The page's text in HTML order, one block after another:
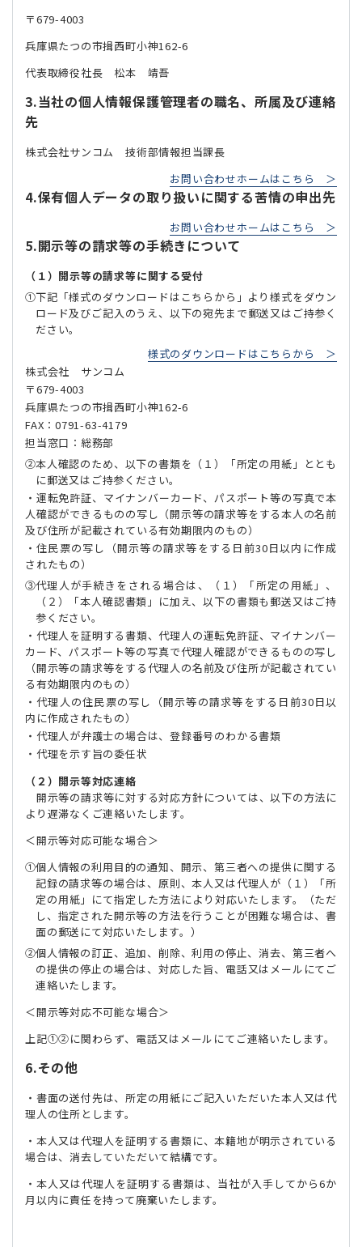
〒679-4003
兵庫県たつの市揖西町小神162-6
代表取締役社長 松本 靖吾
3.当社の個人情報保護管理者の職名、所属及び連絡
先
株式会社サンコム 技術部情報担当課長
お問い合わせホームはこちら ＞
4.保有個人データの取り扱いに関する苦情の申出先
お問い合わせホームはこちら ＞
5.開示等の請求等の手続きについて
（１）開示等の請求等に関する受付
下記「様式のダウンロードはこちらから」より様式をダウン
ロード及びご記入のうえ、以下の宛先まで郵送又はご持参く
ださい。
様式のダウンロードはこちらから ＞
株式会社 サンコム
〒679-4003
兵庫県たつの市揖西町小神162-6
FAX：0791-63-4179
担当窓口：総務部
本人確認のため、以下の書類を（１）「所定の用紙」ととも
に郵送又はご持参ください。
・運転免許証、マイナンバーカード、パスポート等の写真で本
人確認ができるものの写し（開示等の請求等をする本人の名前
及び住所が記載されている有効期限内のもの）
・住民票の写し（開示等の請求等をする日前30日以内に作成
されたもの）
代理人が手続きをされる場合は、（１）「所定の用紙」、
（２）「本人確認書類」に加え、以下の書類も郵送又はご持
参ください。
・代理人を証明する書類、代理人の運転免許証、マイナンバー
カード、パスポート等の写真で代理人確認ができるものの写し
（開示等の請求等をする代理人の名前及び住所が記載されてい
る有効期限内のもの）
・代理人の住民票の写し（開示等の請求等をする日前30日以
内に作成されたもの）
・代理人が弁護士の場合は、登録番号のわかる書類
・代理を示す旨の委任状
（２）開示等対応連絡
開示等の請求等に対する対応方針については、以下の方法に
より遅滞なくご連絡いたします。
＜開示等対応可能な場合＞
個人情報の利用目的の通知、開示、第三者への提供に関する
記録の請求等の場合は、原則、本人又は代理人が（１）「所
定の用紙」にて指定した方法により対応いたします。（ただ
し、指定された開示等の方法を行うことが困難な場合は、書
面の郵送にて対応いたします。）
個人情報の訂正、追加、削除、利用の停止、消去、第三者へ
の提供の停止の場合は、対応した旨、電話又はメールにてご
連絡いたします。
＜開示等対応不可能な場合＞
上記①②に関わらず、電話又はメールにてご連絡いたします。
6.その他
・書面の送付先は、所定の用紙にご記入いただいた本人又は代
理人の住所とします。
・本人又は代理人を証明する書類に、本籍地が明示されている
場合は、消去していただいて結構です。
・本人又は代理人を証明する書類は、当社が入手してから6か
月以内に責任を持って廃棄いたします。